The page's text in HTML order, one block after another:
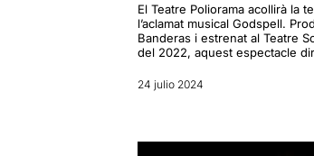
El Teatre Poliorama acollirà la
l’aclamat musical Godspell.
Banderas i estrenat al Teatre
del 2022, aquest espectacle
24 julio 2024